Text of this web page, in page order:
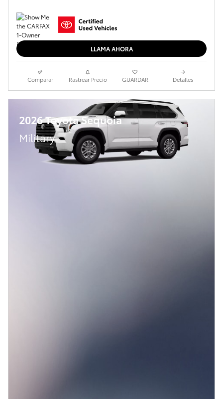
LLAMA AHORA
Comparar Rastrear Precio GUARDAR Detalles
2026 Toyota Sequoia
Military